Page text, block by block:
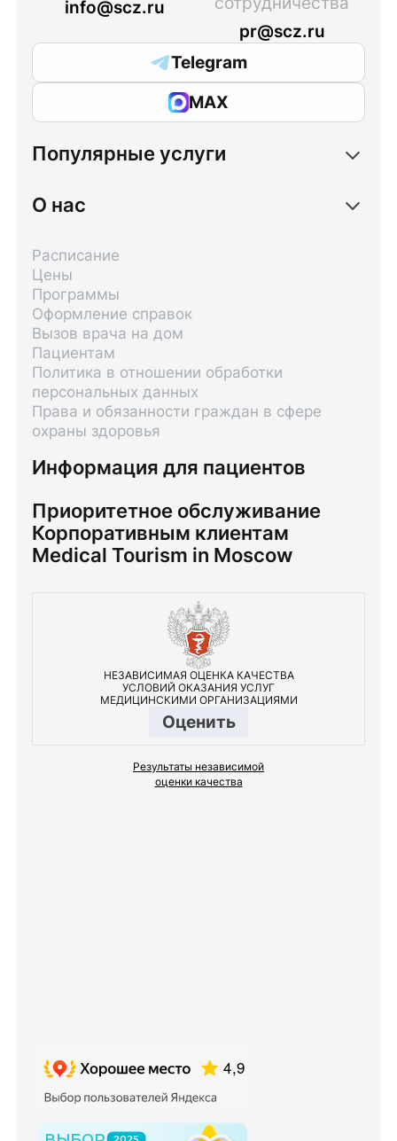
info@scz.ru
pr@scz.ru
Telegram
MAX
Популярные услуги
О нас
Информация для пациентов
Расписание
Цены
Программы
Оформление справок
Вызов врача на дом
Пациентам
Политика в отношении обработки
персональных данных
Права и обязанности граждан в сфере
охраны здоровья
Приоритетное обслуживание
Корпоративным клиентам
Medical Tourism in Moscow
НЕЗАВИСИМАЯ ОЦЕНКА КАЧЕСТВА
УСЛОВИЙ ОКАЗАНИЯ УСЛУГ
МЕДИЦИНСКИМИ ОРГАНИЗАЦИЯМИ
Оценить
Результаты независимой
оценки качества